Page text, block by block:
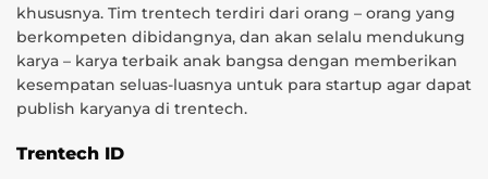
khususnya. Tim trentech terdiri dari orang – orang yang
berkompeten dibidangnya, dan akan selalu mendukung
karya – karya terbaik anak bangsa dengan memberikan
kesempatan seluas-luasnya untuk para startup agar dapat
publish karyanya di trentech.
Trentech ID